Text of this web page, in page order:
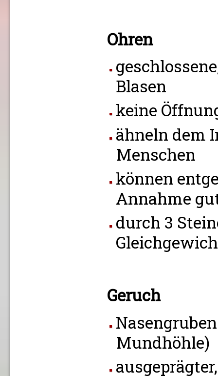
Ohren
Blasen
keine
ähneln dem
Menschen
können
Annahme
durch 3
Geruch
Mundhöhle)